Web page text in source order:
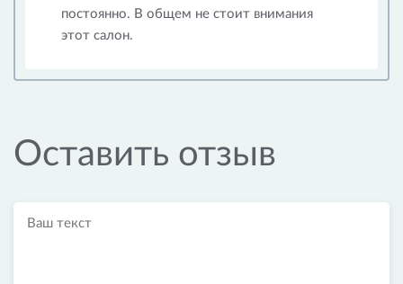
постоянно. В общем не стоит внимания
этот салон.
Оставить отзыв